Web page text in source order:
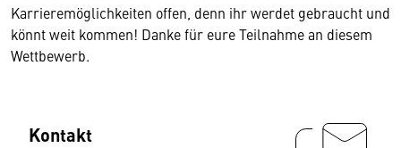
Karrieremöglichkeiten offen, denn ihr werdet gebraucht und
könnt weit kommen! Danke für eure Teilnahme an diesem
Wettbewerb.
Kontakt